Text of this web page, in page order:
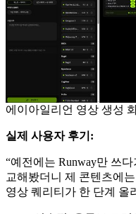
에이아일리언 영상 생성
실제 사용자 후기:
“예전에는 Runway만 쓰
교해봤더니 제 콘텐츠에
영상 퀘리티가 한 단계 올